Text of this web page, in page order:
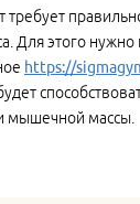
Для этого нужно
https://
мышечной массы.